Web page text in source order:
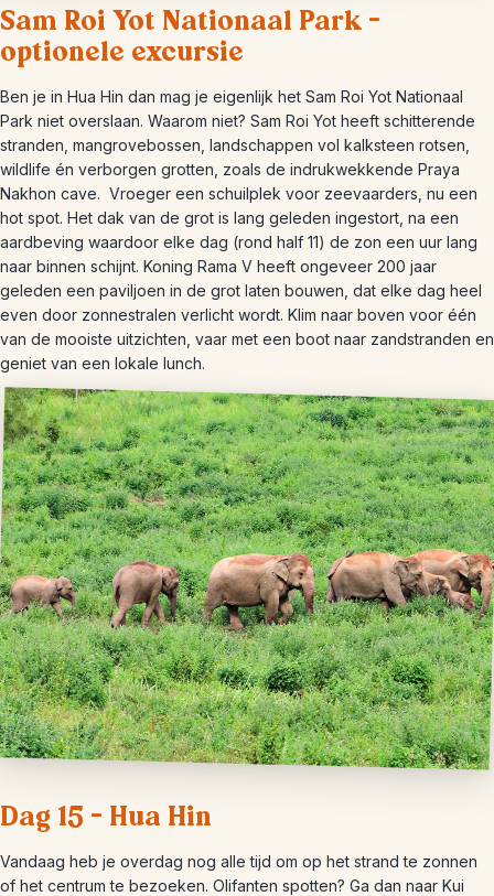
Sam Roi Yot Nationaal Park –
optionele excursie
Ben je in Hua Hin dan mag je eigenlijk het Sam Roi Yot Nationaal
Park niet overslaan. Waarom niet? Sam Roi Yot heeft schitterende
stranden, mangrovebossen, landschappen vol kalksteen rotsen,
wildlife én verborgen grotten, zoals de indrukwekkende Praya
Nakhon cave. Vroeger een schuilplek voor zeevaarders, nu een
hot spot. Het dak van de grot is lang geleden ingestort, na een
aardbeving waardoor elke dag (rond half 11) de zon een uur lang
naar binnen schijnt. Koning Rama V heeft ongeveer 200 jaar
geleden een paviljoen in de grot laten bouwen, dat elke dag heel
even door zonnestralen verlicht wordt. Klim naar boven voor één
van de mooiste uitzichten, vaar met een boot naar zandstranden en
geniet van een lokale lunch.
Dag 15 – Hua Hin
Vandaag heb je overdag nog alle tijd om op het strand te zonnen
of het centrum te bezoeken. Olifanten spotten? Ga dan naar Kui